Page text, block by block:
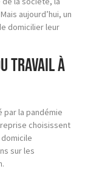
aujourd’hui, un
domicilier leur
travail à
par la pandémie
choisissent
sur les